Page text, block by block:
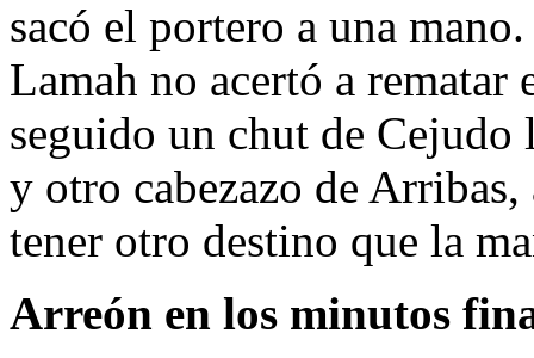
sacó el portero a una
Lamah no acertó a rematar
seguido un chut de Cejudo
y otro cabezazo de
tener otro destino que la
Arreón en los minutos